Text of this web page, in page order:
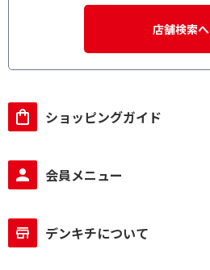
店舗検索へ
ショッピングガイド
会員メニュー
デンキチについて